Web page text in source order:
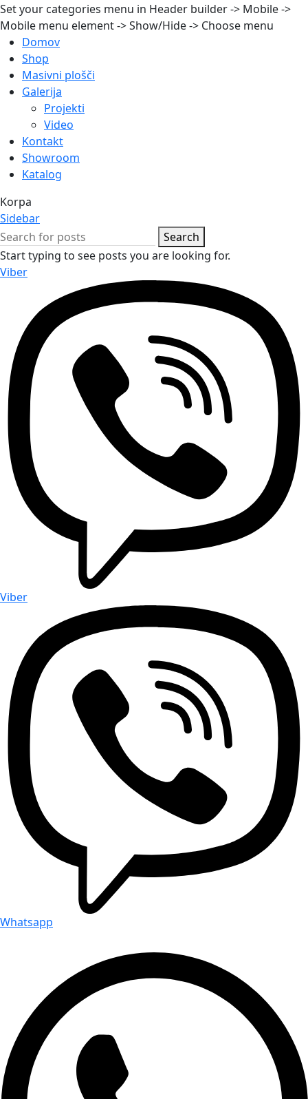
Set your categories menu in Header builder -> Mobile ->
Mobile menu element -> Show/Hide -> Choose menu
Domov
Shop
Masivni plošči
Galerija
Projekti
Video
Kontakt
Showroom
Katalog
Korpa
Sidebar
Search
Start typing to see posts you are looking for.
Viber
Viber
Whatsapp